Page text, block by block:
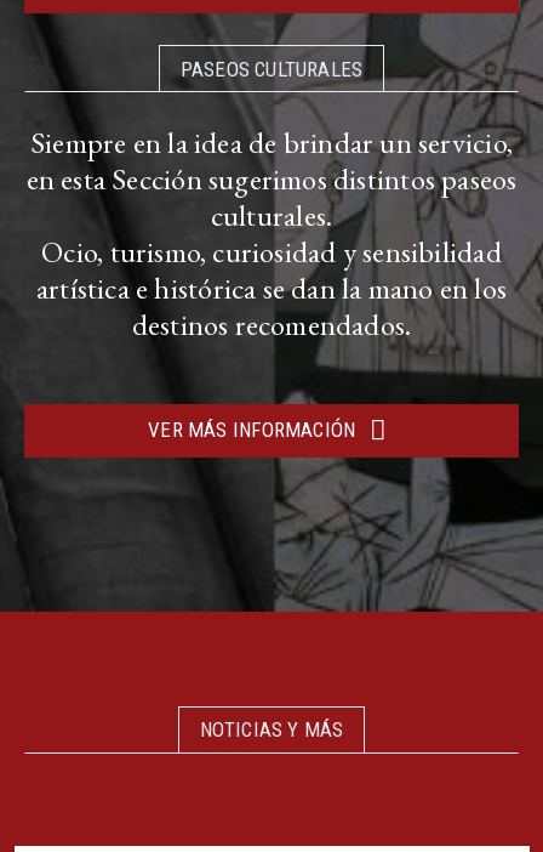
PASEOS CULTURALES
Siempre en la idea de brindar un servicio,
en esta Sección sugerimos distintos paseos
culturales.
Ocio, turismo, curiosidad y sensibilidad
artística e histórica se dan la mano en los
destinos recomendados.
VER MÁS INFORMACIÓN
NOTICIAS Y MÁS